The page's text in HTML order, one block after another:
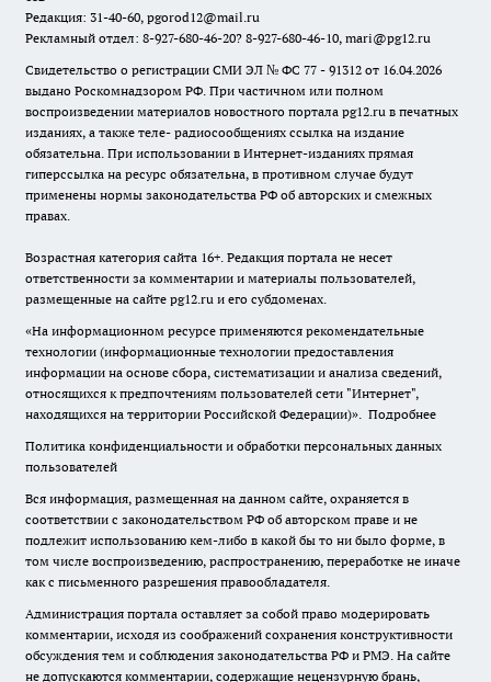
Редакция: 31-40-60, pgorod12@mail.ru
Рекламный отдел: 8-927-680-46-20? 8-927-680-46-10, mari@pg12.ru
Свидетельство о регистрации СМИ ЭЛ № ФС 77 - 91312 от 16.04.2026
выдано Роскомнадзором РФ. При частичном или полном
воспроизведении материалов новостного портала pg12.ru в печатных
изданиях, а также теле- радиосообщениях ссылка на издание
обязательна. При использовании в Интернет-изданиях прямая
гиперссылка на ресурс обязательна, в противном случае будут
применены нормы законодательства РФ об авторских и смежных
правах.
Возрастная категория сайта 16+. Редакция портала не несет
ответственности за комментарии и материалы пользователей,
размещенные на сайте pg12.ru и его субдоменах.
«На информационном ресурсе применяются рекомендательные
технологии (информационные технологии предоставления
информации на основе сбора, систематизации и анализа сведений,
относящихся к предпочтениям пользователей сети "Интернет",
находящихся на территории Российской Федерации)». Подробнее
Политика конфиденциальности и обработки персональных данных
пользователей
Вся информация, размещенная на данном сайте, охраняется в
соответствии с законодательством РФ об авторском праве и не
подлежит использованию кем-либо в какой бы то ни было форме, в
том числе воспроизведению, распространению, переработке не иначе
как с письменного разрешения правообладателя.
Администрация портала оставляет за собой право модерировать
комментарии, исходя из соображений сохранения конструктивности
обсуждения тем и соблюдения законодательства РФ и РМЭ. На сайте
не допускаются комментарии, содержащие нецензурную брань,